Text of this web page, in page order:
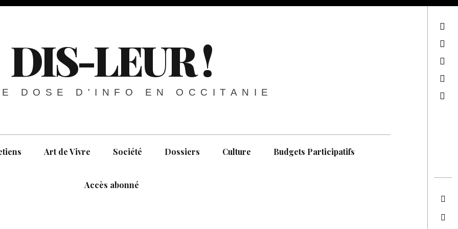
DIS-LEUR !
DOSE D'INFO EN OCCITANIE
Art de Vivre Société Dossiers Culture Budgets Participatifs
Accès abonné